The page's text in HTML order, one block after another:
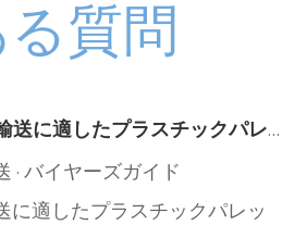
質問
したプラスチックパレットの選び方 (バイヤーズガイド)
· バイヤーズガイド
に適したプラスチックパレッ